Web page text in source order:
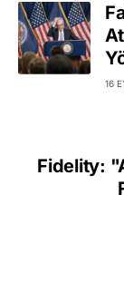
16
Fidelity: